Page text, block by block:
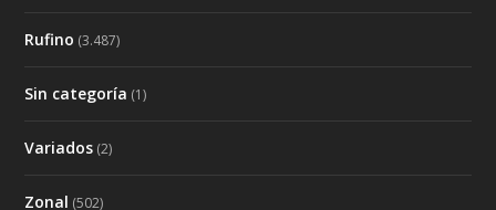
Rufino (3.487)
Sin categoría (1)
Variados (2)
Zonal (502)